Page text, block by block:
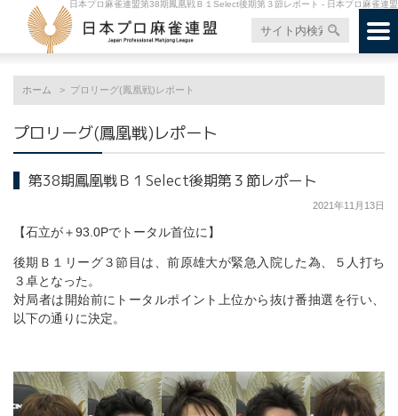
日本プロ麻雀連盟第38期鳳凰戦Ｂ１Select後期第３節レポート - 日本プロ麻雀連盟
ホーム プロリーグ(鳳凰戦)レポート
プロリーグ(鳳凰戦)レポート
第38期鳳凰戦Ｂ１Select後期第３節レポート
2021年11月13日
【石立が＋93.0Pでトータル首位に】
後期Ｂ１リーグ３節目は、前原雄大が緊急入院した為、５人打ち
３卓となった。
対局者は開始前にトータルポイント上位から抜け番抽選を行い、
以下の通りに決定。